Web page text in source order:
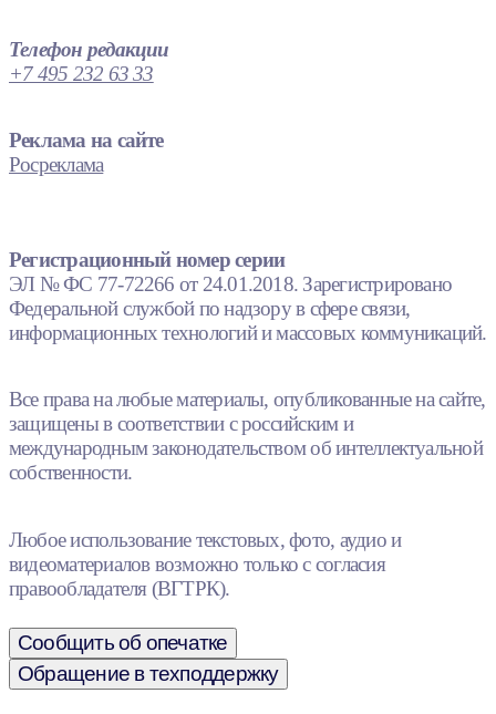
Телефон редакции
+7 495 232 63 33
Реклама на сайте
Росреклама
Регистрационный номер серии
ЭЛ № ФС 77-72266 от 24.01.2018. Зарегистрировано
Федеральной службой по надзору в сфере связи,
информационных технологий и массовых коммуникаций.
Все права на любые материалы, опубликованные на сайте,
защищены в соответствии с российским и
международным законодательством об интеллектуальной
собственности.
Любое использование текстовых, фото, аудио и
видеоматериалов возможно только с согласия
правообладателя (ВГТРК).
Сообщить об опечатке
Обращение в техподдержку